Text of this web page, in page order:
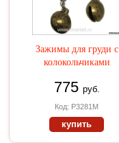
Зажимы для груди с
колокольчиками
775 руб.
Код: P3281M
купить